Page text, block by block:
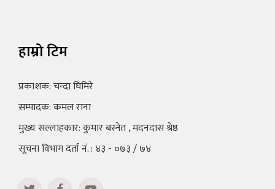
हाम्रो टिम
प्रकाशक: चन्दा घिमिरे
सम्पादक: कमल राना
मुख्य सल्लाहकार: कुमार बस्नेत , मदनदास श्रेष्ठ
सूचना विभाग दर्ता नं. : ४३ - ०७३ / ७४